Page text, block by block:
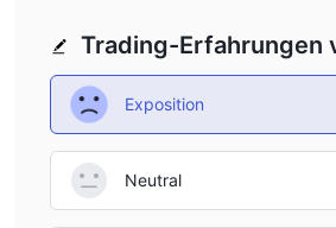
Trading-Erfahrungen
Exposition
Neutral